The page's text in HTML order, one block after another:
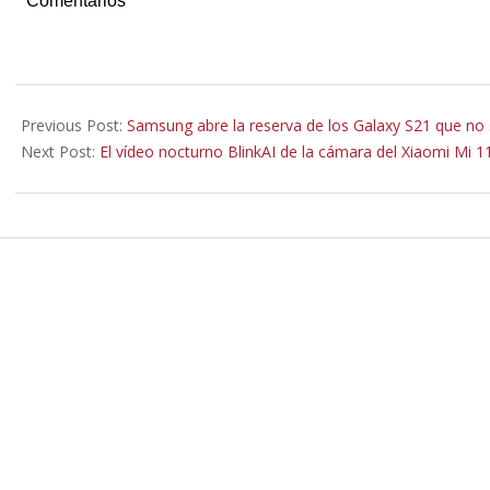
12-
29
Previous Post: Samsung abre la reserva de los Galaxy S21 que
Next Post: El vídeo nocturno BlinkAI de la cámara del Xiaomi Mi